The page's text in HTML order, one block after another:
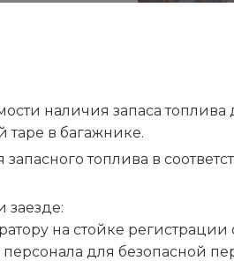
Наши
наличия запаса топлива
таре в багажнике.
топлива в
заезде:
на стойке
для безопасной